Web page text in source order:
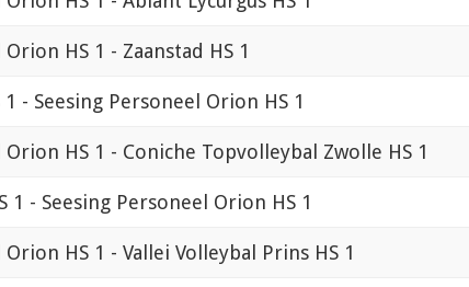
HS 1 - Zaanstad HS 1
1 - Seesing Personeel Orion HS 1
HS 1 - Coniche Topvolleybal Zwolle HS 1
1 - Seesing Personeel Orion HS 1
HS 1 - Vallei Volleybal Prins HS 1